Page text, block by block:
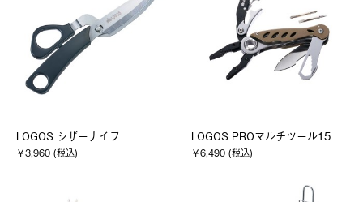
LOGOS シザーナイフ
￥3,960 (税込)
LOGOS PROマルチツール15
￥6,490 (税込)